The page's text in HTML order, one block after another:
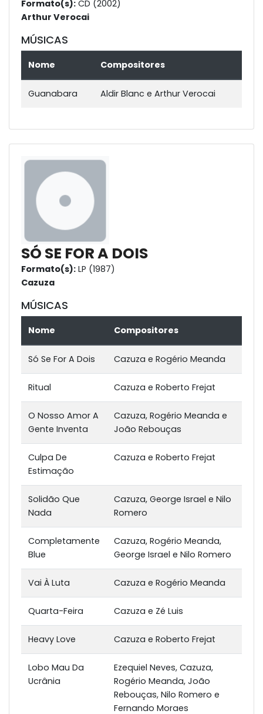
Formato(s): CD (2002)
Arthur Verocai
MÚSICAS
Nome Compositores
Guanabara Aldir Blanc e Arthur Verocai
SÓ SE FOR A DOIS
Formato(s): LP (1987)
Cazuza
MÚSICAS
Nome Compositores
Só Se For A Dois Cazuza e Rogério Meanda
Ritual Cazuza e Roberto Frejat
O Nosso Amor A
Gente Inventa
Cazuza, Rogério Meanda e
João Rebouças
Culpa De
Estimação
Cazuza e Roberto Frejat
Solidão Que
Nada
Cazuza, George Israel e Nilo
Romero
Completamente
Blue
Cazuza, Rogério Meanda,
George Israel e Nilo Romero
Vai À Luta Cazuza e Rogério Meanda
Quarta-Feira Cazuza e Zé Luis
Heavy Love Cazuza e Roberto Frejat
Lobo Mau Da
Ucrânia
Ezequiel Neves, Cazuza,
Rogério Meanda, João
Rebouças, Nilo Romero e
Fernando Moraes